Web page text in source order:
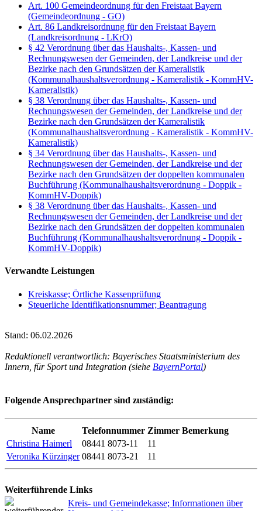
Art. 100 Gemeindeordnung für den Freistaat Bayern
(Gemeindeordnung - GO)
Art. 86 Landkreisordnung für den Freistaat Bayern
(Landkreisordnung - LKrO)
§ 42 Verordnung über das Haushalts-, Kassen- und
Rechnungswesen der Gemeinden, der Landkreise und der
Bezirke nach den Grundsätzen der Kameralistik
(Kommunalhaushaltsverordnung - Kameralistik - KommHV-
Kameralistik)
§ 38 Verordnung über das Haushalts-, Kassen- und
Rechnungswesen der Gemeinden, der Landkreise und der
Bezirke nach den Grundsätzen der Kameralistik
(Kommunalhaushaltsverordnung - Kameralistik - KommHV-
Kameralistik)
§ 34 Verordnung über das Haushalts-, Kassen- und
Rechnungswesen der Gemeinden, der Landkreise und der
Bezirke nach den Grundsätzen der doppelten kommunalen
Buchführung (Kommunalhaushaltsverordnung - Doppik -
KommHV-Doppik)
§ 38 Verordnung über das Haushalts-, Kassen- und
Rechnungswesen der Gemeinden, der Landkreise und der
Bezirke nach den Grundsätzen der doppelten kommunalen
Buchführung (Kommunalhaushaltsverordnung - Doppik -
KommHV-Doppik)
Verwandte Leistungen
Kreiskasse; Örtliche Kassenprüfung
Steuerliche Identifikationsnummer; Beantragung
Stand: 06.02.2026
Redaktionell verantwortlich: Bayerisches Staatsministerium des
Innern, für Sport und Integration (siehe BayernPortal)
Folgende Ansprechpartner sind zuständig:
Name Telefonnummer Zimmer Bemerkung
Christina Haimerl
08441 8073-11
11
Veronika Kürzinger 08441 8073-21 11
Weiterführende Links
Kreis- und Gemeindekasse; Informationen über